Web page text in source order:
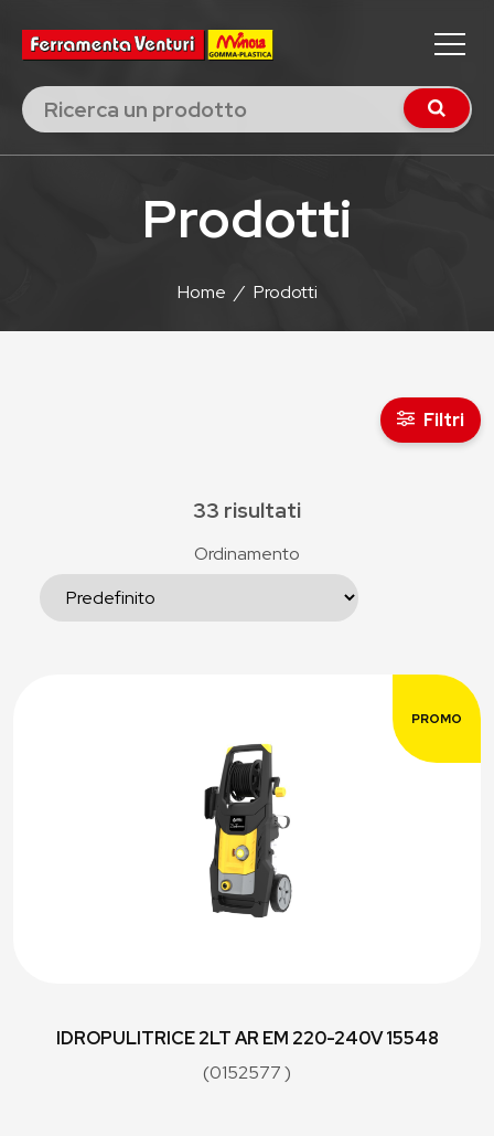
Prodotti
Home / Prodotti
Filtri
33 risultati
Ordinamento
PROMO
IDROPULITRICE 2LT AR EM 220-240V 15548
(0152577 )